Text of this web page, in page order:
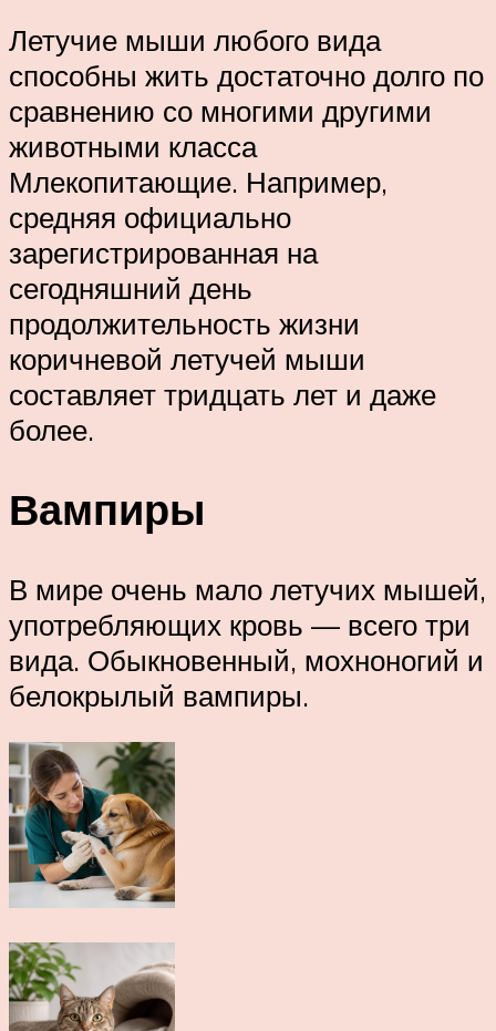
Летучие мыши любого вида
способны жить достаточно долго по
сравнению со многими другими
животными класса
Млекопитающие. Например,
средняя официально
зарегистрированная на
сегодняшний день
продолжительность жизни
коричневой летучей мыши
составляет тридцать лет и даже
более.
Вампиры
В мире очень мало летучих мышей,
употребляющих кровь — всего три
вида. Обыкновенный, мохноногий и
белокрылый вампиры.